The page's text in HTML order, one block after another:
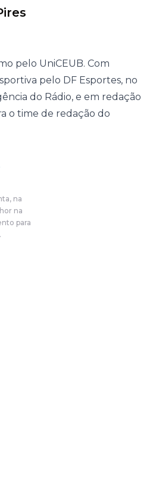
pelo UniCEUB. Com
pelo DF Esportes, no
do Rádio, e em redação
o time de redação do
na
na
para